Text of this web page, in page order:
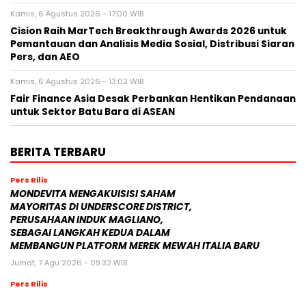
Kamis, 6 Agustus 2026 - 17:00 WIB
Cision Raih MarTech Breakthrough Awards 2026 untuk
Pemantauan dan Analisis Media Sosial, Distribusi Siaran
Pers, dan AEO
Kamis, 6 Agustus 2026 - 13:02 WIB
Fair Finance Asia Desak Perbankan Hentikan Pendanaan
untuk Sektor Batu Bara di ASEAN
BERITA TERBARU
Pers Rilis
MONDEVITA MENGAKUISISI SAHAM
MAYORITAS DI UNDERSCORE DISTRICT,
PERUSAHAAN INDUK MAGLIANO,
SEBAGAI LANGKAH KEDUA DALAM
MEMBANGUN PLATFORM MEREK MEWAH ITALIA BARU
Jumat, 7 Agu 2026 - 09:32 WIB
Pers Rilis